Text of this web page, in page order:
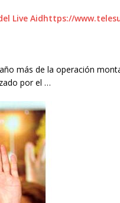
Live Aidhttps://
más de la operación
por el …